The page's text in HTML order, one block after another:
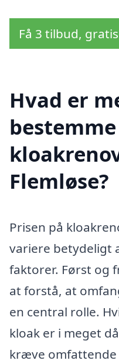
Få 3 tilbud,
Hvad er
Flemløse?
Prisen på
variere betydeligt
faktorer. Først og
at forstå, at
en central rolle.
kloak er i meget
kræve